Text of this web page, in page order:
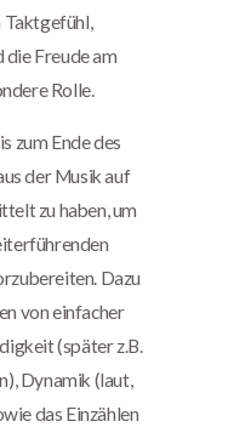
Freude am
Rolle.
zum Ende des
der Musik auf
zu haben, um
Dazu
von einfacher
(später z.B.
Dynamik (laut,
das Einzählen